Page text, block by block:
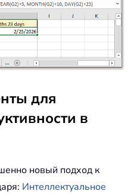
для
в
новый подход к
Интеллектуальное